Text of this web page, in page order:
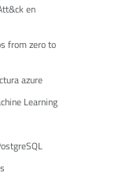
en
from zero to
azure
Learning